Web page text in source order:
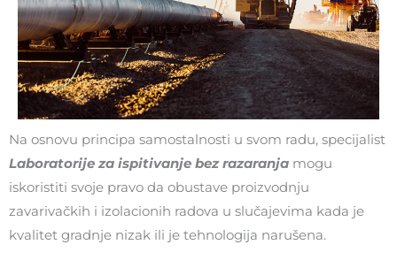
Na osnovu principa samostalnosti u svom radu, specijalist
Laboratorije za ispitivanje bez razaranja mogu
iskoristiti svoje pravo da obustave proizvodnju
zavarivačkih i izolacionih radova u slučajevima kada je
kvalitet gradnje nizak ili je tehnologija narušena.